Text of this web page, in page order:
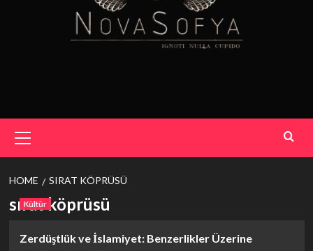
Menu
HOME SIRAT KÖPRÜSÜ
sırat köprüsü
Kültür
Zerdüştlük ve İslamiyet: Benzerlikler Üzerine